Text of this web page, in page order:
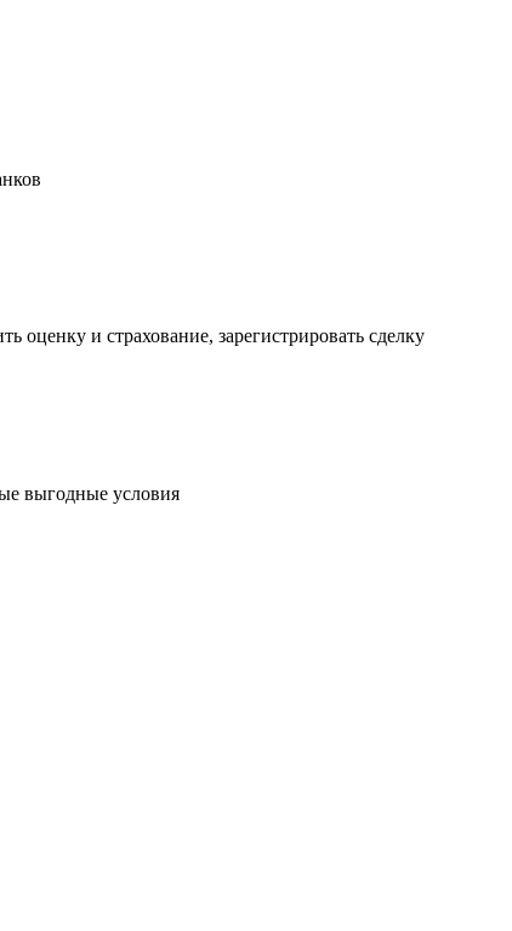
и страхование, зарегистрировать сделку
выгодные условия